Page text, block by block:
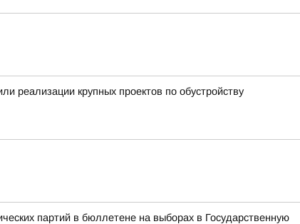
реализации крупных проектов по обустройству
партий в бюллетене на выборах в Государственную